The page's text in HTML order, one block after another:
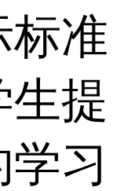
标准
提
习